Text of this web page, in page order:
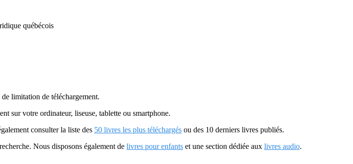
québécois
limitation de téléchargement.
sur votre ordinateur, liseuse, tablette ou smartphone.
consulter la liste des 50 livres les plus téléchargés ou des 10 derniers livres publiés.
Nous disposons également de livres pour enfants et une section dédiée aux livres audio.